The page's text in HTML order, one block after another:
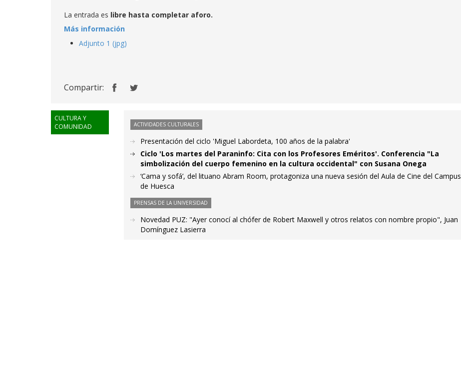
La entrada es libre hasta completar aforo.
Más información
Adjunto 1 (jpg)
Compartir:
CULTURA Y
COMUNIDAD
ACTIVIDADES CULTURALES
Presentación del ciclo 'Miguel Labordeta, 100 años de la palabra'
Ciclo 'Los martes del Paraninfo: Cita con los Profesores Eméritos'. Conferencia "La
simbolización del cuerpo femenino en la cultura occidental" con Susana Onega
‘Cama y sofá’, del lituano Abram Room, protagoniza una nueva sesión del Aula de Cine del Campus
de Huesca
PRENSAS DE LA UNIVERSIDAD
Novedad PUZ: "Ayer conocí al chófer de Robert Maxwell y otros relatos con nombre propio", Juan
Domínguez Lasierra